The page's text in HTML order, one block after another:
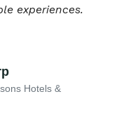
experiences.
Hotels &